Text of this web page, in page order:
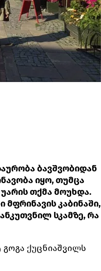
ბავშვობიდან
იყო, თუმცა
თქმა მოუხდა.
მფრინავის კაბინაში,
სკამზე, რა
ქუცნიაშვილს